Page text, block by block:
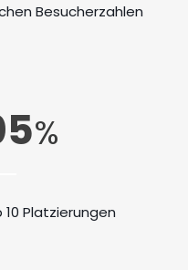
Besucherzahlen
%
Platzierungen